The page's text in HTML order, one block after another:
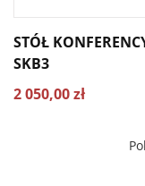
STÓŁ
SKB3
2 050,00 zł